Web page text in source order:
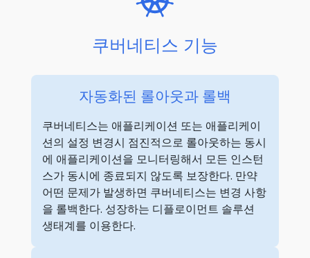
쿠버네티스 기능
자동화된 롤아웃과 롤백
쿠버네티스는 애플리케이션 또는 애플리케이
션의 설정 변경시 점진적으로 롤아웃하는 동시
에 애플리케이션을 모니터링해서 모든 인스턴
스가 동시에 종료되지 않도록 보장한다. 만약
어떤 문제가 발생하면 쿠버네티스는 변경 사항
을 롤백한다. 성장하는 디플로이먼트 솔루션
생태계를 이용한다.